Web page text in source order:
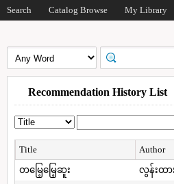
Search Catalog Browse My Library
Recommendation History List
Title Author
တမြေ့မြေ့ဆူး
လွန်းထာ